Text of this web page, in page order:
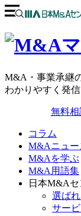
M&A・事業承継
わかりやすく発信
無料相
コラム
M&Aニュー
M&Aを学ぶ
M&A用語集
日本M&Aセ
選ば
サー